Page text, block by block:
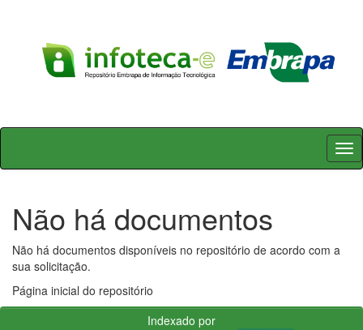
Skip
Não há documentos
Não há documentos disponíveis no repositório de acordo com a
sua solicitação.
Página inicial do repositório
Indexado por